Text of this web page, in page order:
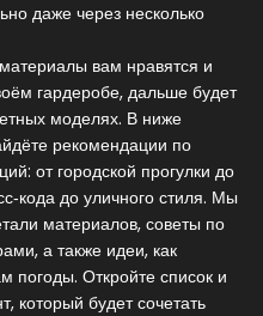
даже через несколько
вам нравятся и
гардеробе, дальше будет
моделях. В ниже
рекомендации по
от городской прогулки до
до уличного стиля. Мы
материалов, советы по
а также идеи, как
погоды. Откройте список и
который будет сочетать